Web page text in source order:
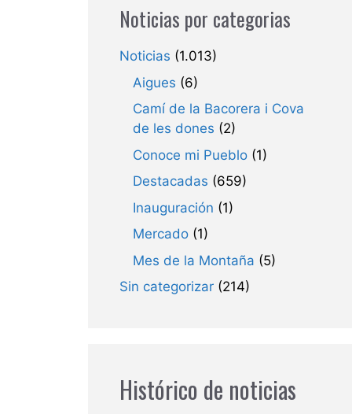
Noticias por categorias
Noticias (1.013)
Aigues (6)
Camí de la Bacorera i Cova
de les dones (2)
Conoce mi Pueblo (1)
Destacadas (659)
Inauguración (1)
Mercado (1)
Mes de la Montaña (5)
Sin categorizar (214)
Histórico de noticias